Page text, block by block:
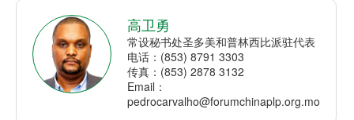
高卫勇
常设秘书处圣多美和普林西比派驻代表
电话：(853) 8791 3303
传真：(853) 2878 3132
Email：
pedrocarvalho@forumchinaplp.org.mo